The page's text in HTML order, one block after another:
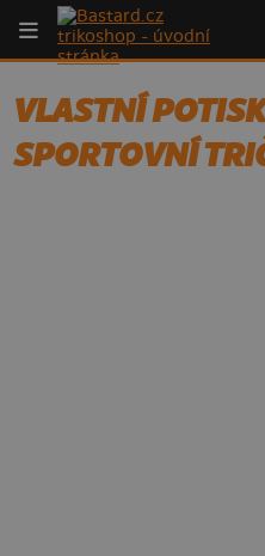
VLASTNÍ
SPORTOVNÍ